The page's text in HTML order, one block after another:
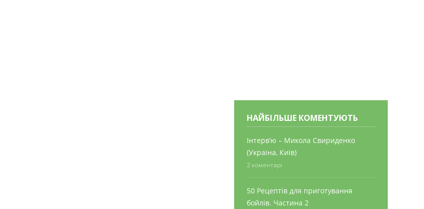
НАЙБІЛЬШЕ КОМЕНТУЮТЬ
Інтерв’ю – Микола Свириденко
(Україна, Київ)
2 коментарі
50 Рецептів для приготування
бойлів. Частина 2